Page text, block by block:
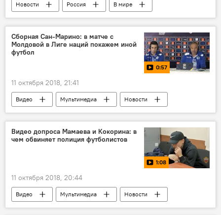
Новости Россия
В мире
Экономика
Россия
США
отказ
экономика
дедолларизация
доллар
Сборная Сан-Марино: в матче с
Молдовой в Лиге наций покажем иной
футбол
0:57
11 октября 2018, 21:41
Видео Мультимедиа
Новости
Лига наций
Кишинев
Республика Молдова
Сан-Марино
сборная команда
лига наций
Видео допроса Мамаева и Кокорина: в
чем обвиняет полиция футболистов
1:08
11 октября 2018, 20:44
Видео Мультимедиа
Новости
Россия
Москва
Кокорин